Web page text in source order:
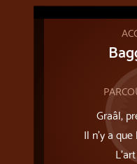
Graâl,
Il n’y a